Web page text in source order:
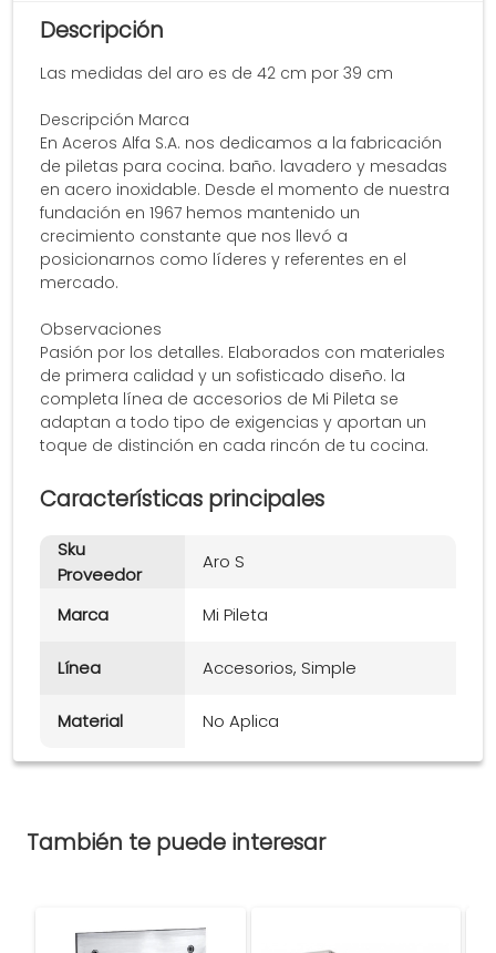
Descripción
Las medidas del aro es de 42 cm por 39 cm
Descripción Marca
En Aceros Alfa S.A. nos dedicamos a la fabricación
de piletas para cocina. baño. lavadero y mesadas
en acero inoxidable. Desde el momento de nuestra
fundación en 1967 hemos mantenido un
crecimiento constante que nos llevó a
posicionarnos como líderes y referentes en el
mercado.
Observaciones
Pasión por los detalles. Elaborados con materiales
de primera calidad y un sofisticado diseño. la
completa línea de accesorios de Mi Pileta se
adaptan a todo tipo de exigencias y aportan un
toque de distinción en cada rincón de tu cocina.
Características principales
Sku
Proveedor
Aro S
Marca Mi Pileta
Línea Accesorios, Simple
Material No Aplica
También te puede interesar